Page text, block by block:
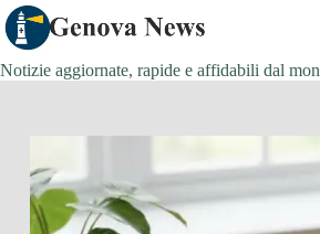
Salta
al
contenuto
Notizie aggiornate, rapide e affidabili dal